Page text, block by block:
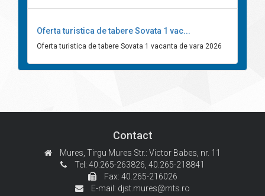
Oferta turistica de tabere Sovata 1 vac...
Oferta turistica de tabere Sovata 1 vacanta de vara 2026
Contact
Mures, Tirgu Mures Str.: Victor Babes, nr. 11
Tel: 40.265-263826, 40.265-218841
Fax: 40.265-216026
E-mail: djst.mures@mts.ro